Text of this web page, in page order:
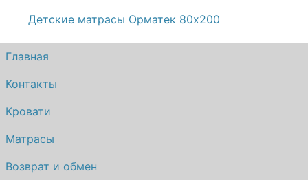
Детские матрасы Орматек 80х200
Главная
Контакты
Кровати
Матрасы
Возврат и обмен